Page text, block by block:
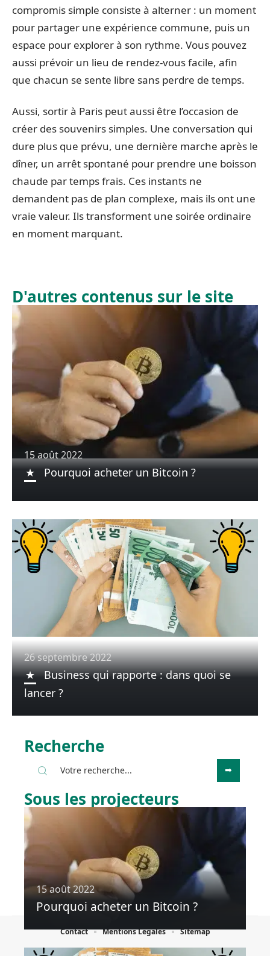
compromis simple consiste à alterner : un moment
pour partager une expérience commune, puis un
espace pour explorer à son rythme. Vous pouvez
aussi prévoir un lieu de rendez-vous facile, afin
que chacun se sente libre sans perdre de temps.
Aussi, sortir à Paris peut aussi être l’occasion de
créer des souvenirs simples. Une conversation qui
dure plus que prévu, une dernière marche après le
dîner, un arrêt spontané pour prendre une boisson
chaude par temps frais. Ces instants ne
demandent pas de plan complexe, mais ils ont une
vraie valeur. Ils transforment une soirée ordinaire
en moment marquant.
D'autres contenus sur le site
15 août 2022
Pourquoi acheter un Bitcoin ?
26 septembre 2022
Business qui rapporte : dans quoi se
lancer ?
Recherche
Sous les projecteurs
15 août 2022
Pourquoi acheter un Bitcoin ?
© 2025 | touslesfaits.fr
Contact Mentions Légales Sitemap